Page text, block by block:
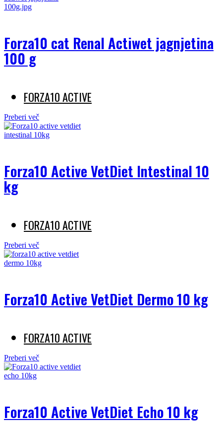
Forza10 cat Renal Actiwet jagnjetina
100 g
FORZA10 ACTIVE
Preberi več
Forza10 Active VetDiet Intestinal 10
kg
FORZA10 ACTIVE
Preberi več
Forza10 Active VetDiet Dermo 10 kg
FORZA10 ACTIVE
Preberi več
Forza10 Active VetDiet Echo 10 kg